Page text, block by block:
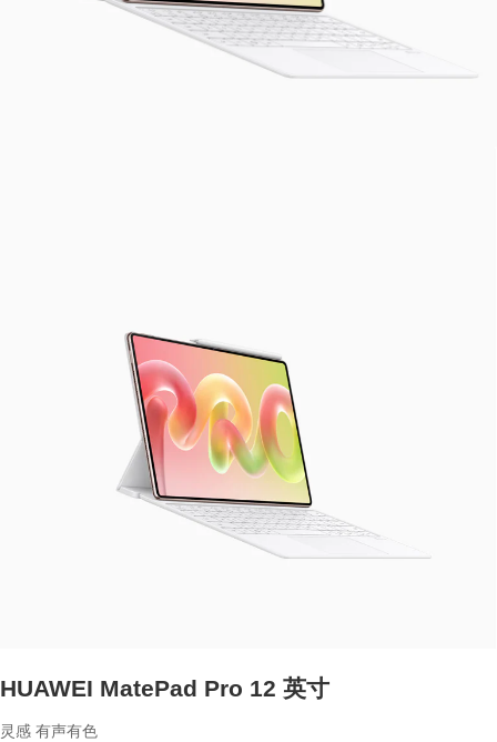
HUAWEI MatePad Pro 12 英寸
灵感 有声有色